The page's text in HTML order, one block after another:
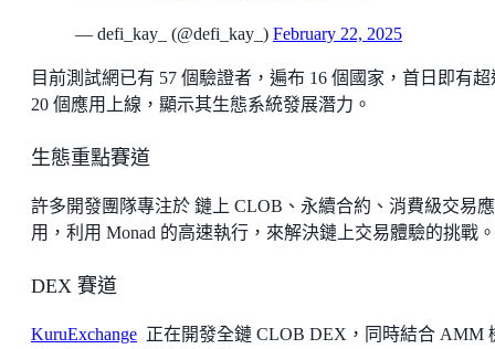
— defi_kay_ (@defi_kay_) February 22, 2025
目前測試網已有 57 個驗證者，遍布 16 個國家，首日即有超
20 個應用上線，顯示其生態系統發展潛力。
生態重點賽道
許多開發團隊專注於 鏈上 CLOB、永續合約、消費級交易應
用，利用 Monad 的高速執行，來解決鏈上交易體驗的挑戰。
DEX 賽道
KuruExchange 正在開發全鏈 CLOB DEX，同時結合 AMM